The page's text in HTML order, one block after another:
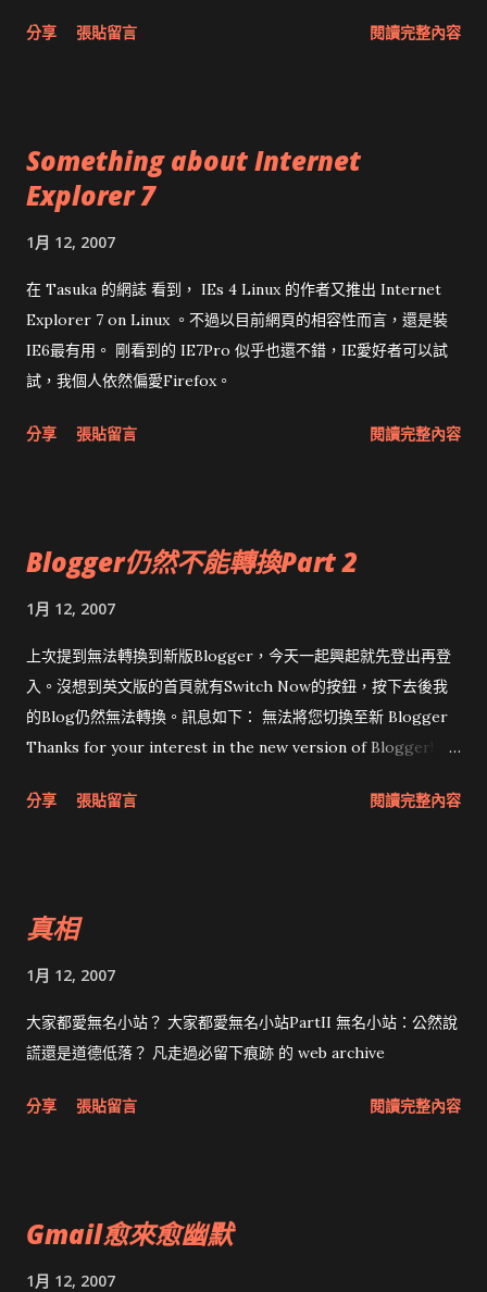
SATA外接式硬碟，否則退而求其次用Firewire 1394外接式硬碟
碟 超頻者天堂的水冷測試 七盟水冷式Power 技嘉Mercury Pro
水冷機殼
分享 張貼留言 閱讀完整內容
Something about Internet
Explorer 7
1月 12, 2007
在 Tasuka 的網誌 看到， IEs 4 Linux 的作者又推出 Internet
Explorer 7 on Linux 。不過以目前網頁的相容性而言，還是裝
IE6最有用。 剛看到的 IE7Pro 似乎也還不錯，IE愛好者可以試
試，我個人依然偏愛Firefox。
分享 張貼留言 閱讀完整內容
Blogger仍然不能轉換Part 2
1月 12, 2007
上次提到無法轉換到新版Blogger，今天一起興起就先登出再登
入。沒想到英文版的首頁就有Switch Now的按鈕，按下去後我
的Blog仍然無法轉換。訊息如下： 無法將您切換至新 Blogger
Thanks for your interest in the new version of Blogger! 很
的 blog 無法移動。 如需詳細資訊，請參閱我們的 說明文章 。
of blogs will not immediately be able to switch to it. We'll
large blog (more than a couple thousand posts +
comments), you'll need to hold off for a bit. Note that, even
to do so on your dashboard. We are starting out by just
to visit be...
分享 張貼留言 閱讀完整內容
真相
1月 12, 2007
大家都愛無名小站？ 大家都愛無名小站PartII 無名小站：公然說
謊還是道德低落？ 凡走過必留下痕跡 的 web archive
分享 張貼留言 閱讀完整內容
Gmail愈來愈幽默
1月 12, 2007